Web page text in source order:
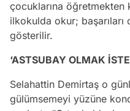
çocuklarına öğretmekten
ilkokulda okur;
gösterilir.
‘ASTSUBAY OLMAK
Selahattin Demirtaş o
gülümsemeyi yüzüne